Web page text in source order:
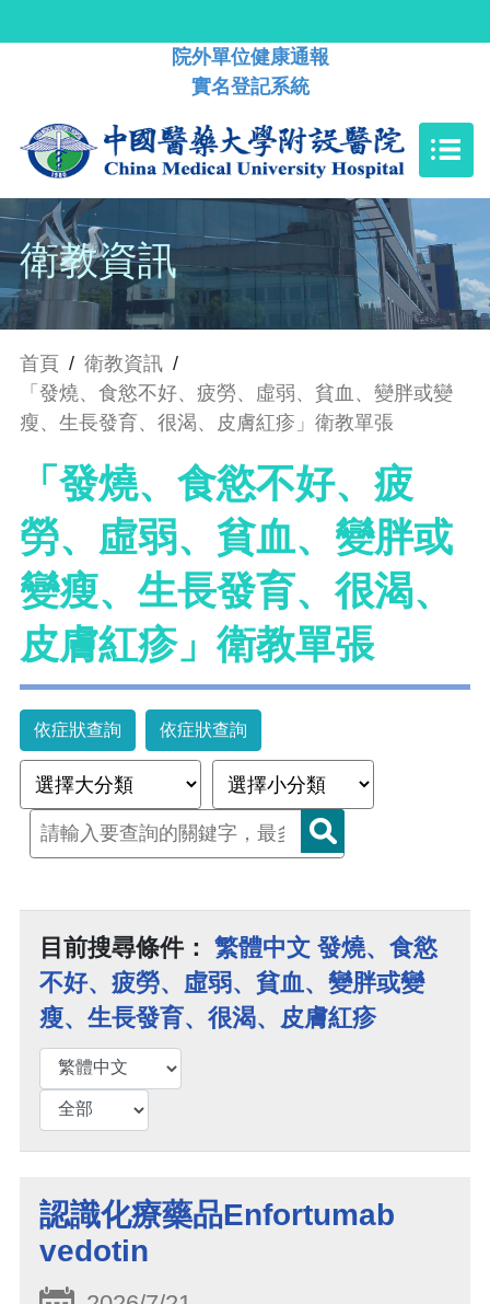
院外單位健康通報
實名登記系統
衛教資訊
首頁 / 衛教資訊 /
「發燒、食慾不好、疲勞、虛弱、貧血、變胖或變
瘦、生長發育、很渴、皮膚紅疹」衛教單張
「發燒、食慾不好、疲
勞、虛弱、貧血、變胖或
變瘦、生長發育、很渴、
皮膚紅疹」衛教單張
依症狀查詢 依症狀查詢
目前搜尋條件： 繁體中文 發燒、食慾
不好、疲勞、虛弱、貧血、變胖或變
瘦、生長發育、很渴、皮膚紅疹
認識化療藥品Enfortumab
vedotin